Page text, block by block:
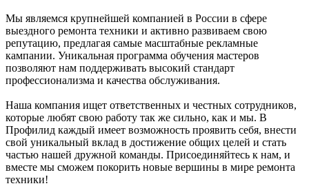
Мы являемся крупнейшей компанией в России в сфере
выездного ремонта техники и активно развиваем свою
репутацию, предлагая самые масштабные рекламные
кампании. Уникальная программа обучения мастеров
позволяют нам поддерживать высокий стандарт
профессионализма и качества обслуживания.
Наша компания ищет ответственных и честных сотрудников,
которые любят свою работу так же сильно, как и мы. В
Профилид каждый имеет возможность проявить себя, внести
свой уникальный вклад в достижение общих целей и стать
частью нашей дружной команды. Присоединяйтесь к нам, и
вместе мы сможем покорить новые вершины в мире ремонта
техники!